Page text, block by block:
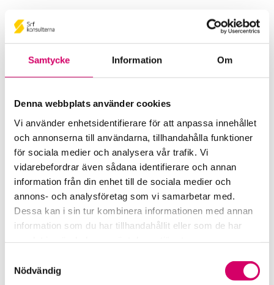
Samtycke Information Om
Denna webbplats använder cookies
Vi använder enhetsidentifierare för att anpassa innehållet
och annonserna till användarna, tillhandahålla funktioner
för sociala medier och analysera vår trafik. Vi
vidarebefordrar även sådana identifierare och annan
information från din enhet till de sociala medier och
annons- och analysföretag som vi samarbetar med.
Dessa kan i sin tur kombinera informationen med annan
information som du har tillhandahållit eller som de har
Nödvändig
Lars Dornerus
Auktoriserad Redovisningskonsult
Certifierad Affärsrådgivare
Ekonomkonsulter i Markaryd AB
Markaryd
Telefon
0735-03 16 00
Mobiltelefon
Skicka e-post